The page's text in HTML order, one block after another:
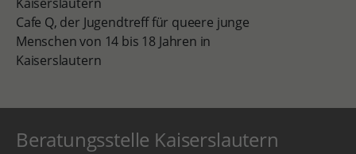
Cafe Q, der Jugendtreff für queere junge
Menschen von 14 bis 18 Jahren in
Kaiserslautern
Beratungsstelle Kaiserslautern